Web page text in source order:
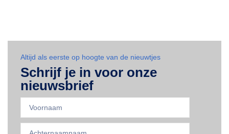
Altijd als eerste op hoogte van de nieuwtjes
Schrijf je in voor onze
nieuwsbrief